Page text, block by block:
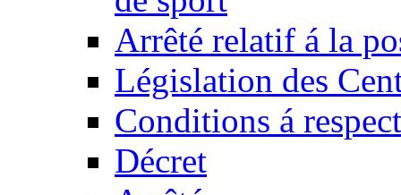
Arrêté relatif á la
Législation des
Conditions á
Décret